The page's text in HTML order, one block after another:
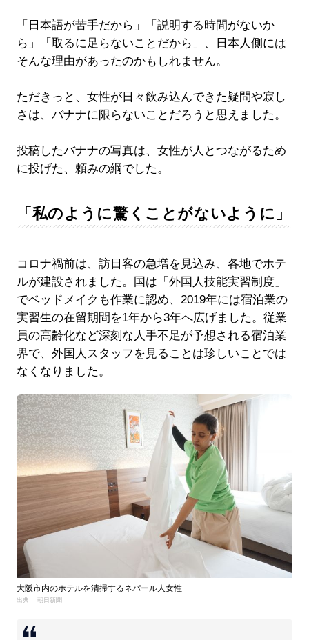
「日本語が苦手だから」「説明する時間がないか
ら」「取るに足らないことだから」、日本人側には
そんな理由があったのかもしれません。
ただきっと、女性が日々飲み込んできた疑問や寂し
さは、バナナに限らないことだろうと思えました。
投稿したバナナの写真は、女性が人とつながるため
に投げた、頼みの綱でした。
「私のように驚くことがないように」
コロナ禍前は、訪日客の急増を見込み、各地でホテ
ルが建設されました。国は「外国人技能実習制度」
でベッドメイクも作業に認め、2019年には宿泊業の
実習生の在留期間を1年から3年へ広げました。従業
員の高齢化など深刻な人手不足が予想される宿泊業
界で、外国人スタッフを見ることは珍しいことでは
なくなりました。
大阪市内のホテルを清掃するネパール人女性
出典： 朝日新聞